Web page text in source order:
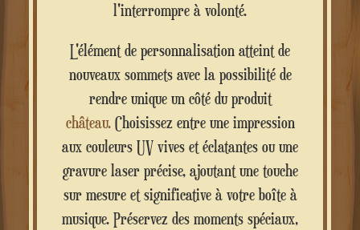
l'interrompre à volonté.
L'élément de personnalisation atteint de
nouveaux sommets avec la possibilité de
rendre unique un côté du produit
château.Choisissez entre une impression
aux couleurs UV vives et éclatantes ou une
gravure laser précise, ajoutant une touche
sur mesure et significative à votre boîte à
musique. Préservez des moments spéciaux,